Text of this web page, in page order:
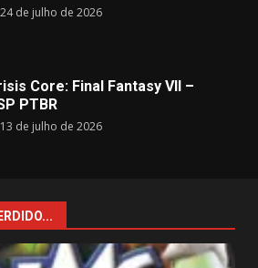
24 de julho de 2026
Core: Final Fantasy VII –
PTBR
13 de julho de 2026